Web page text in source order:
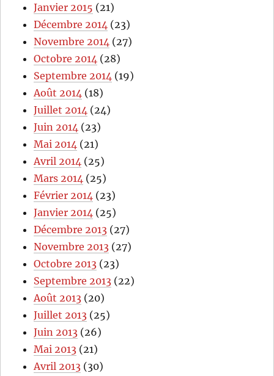
Janvier 2015 (21)
Décembre 2014 (23)
Novembre 2014 (27)
Octobre 2014 (28)
Septembre 2014 (19)
Août 2014 (18)
Juillet 2014 (24)
Juin 2014 (23)
Mai 2014 (21)
Avril 2014 (25)
Mars 2014 (25)
Février 2014 (23)
Janvier 2014 (25)
Décembre 2013 (27)
Novembre 2013 (27)
Octobre 2013 (23)
Septembre 2013 (22)
Août 2013 (20)
Juillet 2013 (25)
Juin 2013 (26)
Mai 2013 (21)
Avril 2013 (30)